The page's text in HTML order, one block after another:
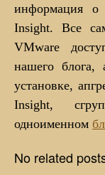
информация о
Insight. Все
VMware
нашего блога,
установке,
Insight,
одноименном
No related